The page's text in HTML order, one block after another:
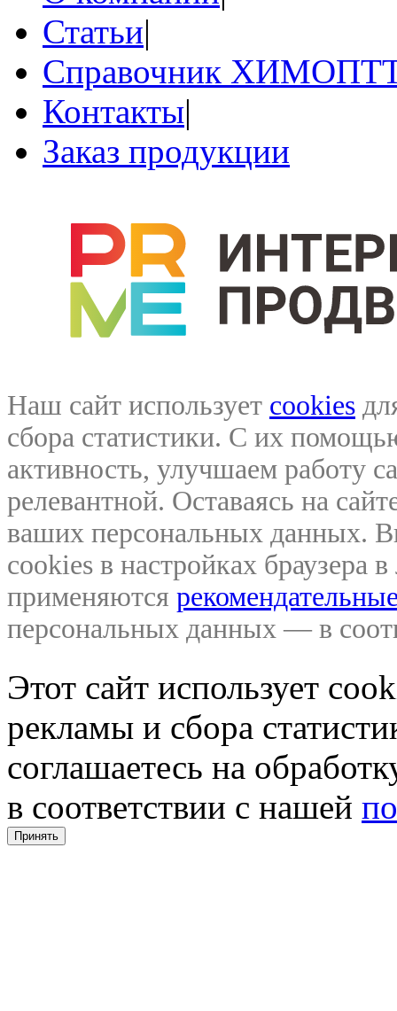
Статьи|
Справочник
Контакты|
Заказ продукции
Наш сайт использует cookies
сбора статистики. С их
активность, улучшаем работу
релевантной. Оставаясь на
ваших персональных данных.
cookies в настройках браузера
применяются
персональных данных — в
Этот сайт использует
рекламы и сбора
соглашаетесь на
в соответствии с нашей
Принять